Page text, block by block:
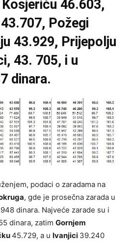
46.603,
Požegi
43.929, Prijepolju
43. 705, i u
dinara.
podaci o zaradama na
, gde je prosečna zarada u
dinara. Najveće zarade su i
dinara, zatim Gornjem
45.729, a u Ivanjici 39.240